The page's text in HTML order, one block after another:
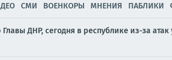
СМИ ВОЕНКОРЫ МНЕНИЯ ПАБЛИКИ
ДНР, сегодня в республике из-за